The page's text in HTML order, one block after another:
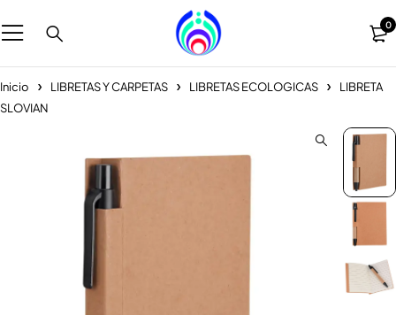
0
Inicio LIBRETAS Y CARPETAS LIBRETAS ECOLOGICAS
LIBRETA
SLOVIAN